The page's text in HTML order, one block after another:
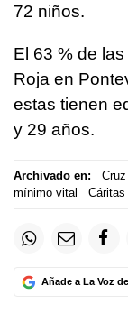
72 niños.
El 63 % de
Roja en
estas tienen
y 29 años.
Archivado en:
mínimo vital
Cáritas
Añade a La Voz